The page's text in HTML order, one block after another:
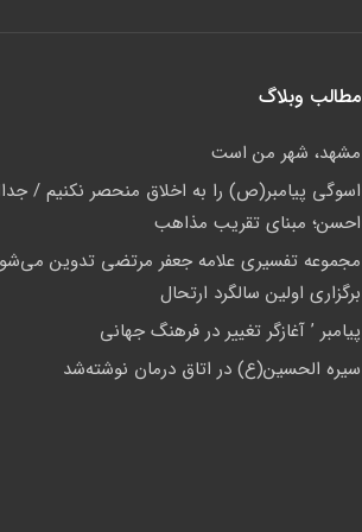
مطالب وبلاگ
مشهد، شهر من است
اسوگی پیامبر(ص) را به اخلاق منحصر نکنیم /
احسن؛ مبنای تقریب مذاهب
مجموعه تفسیری علامه جعفر مرتضی تدوین
برگزاری اولین سالگرد ارتحال
پيامبر ’ آغازگر تغيير در فرهنگ جهانى
سیره الحسین(ع) در اتاق درمان نوشته‌شد